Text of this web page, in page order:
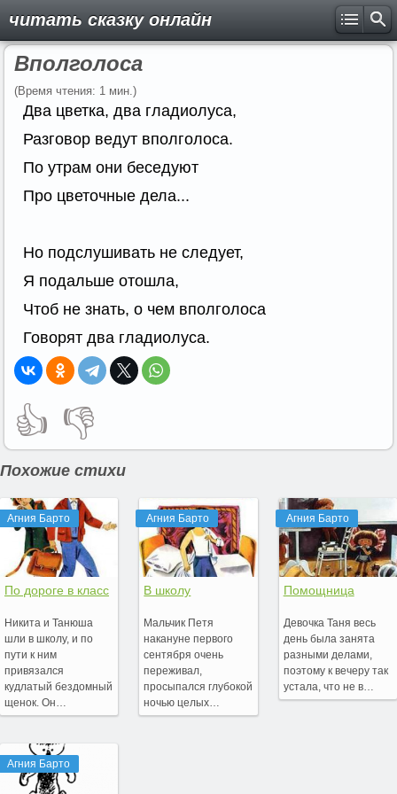
читать сказку онлайн
Вполголоса
(Время чтения: 1 мин.)
Два цветка, два гладиолуса,
Разговор ведут вполголоса.
По утрам они беседуют
Про цветочные дела...
Но подслушивать не следует,
Я подальше отошла,
Чтоб не знать, о чем вполголоса
Говорят два гладиолуса.
👍 👎
Похожие стихи
Агния Барто
По дороге в класс
Никита и Танюша
шли в школу, и по
пути к ним
привязался
кудлатый бездомный
щенок. Он…
Агния Барто
Агния Барто
В школу
Мальчик Петя
накануне первого
сентября очень
переживал,
просыпался глубокой
ночью целых…
Агния Барто
Помощница
Девочка Таня весь
день была занята
разными делами,
поэтому к вечеру так
устала, что не в…